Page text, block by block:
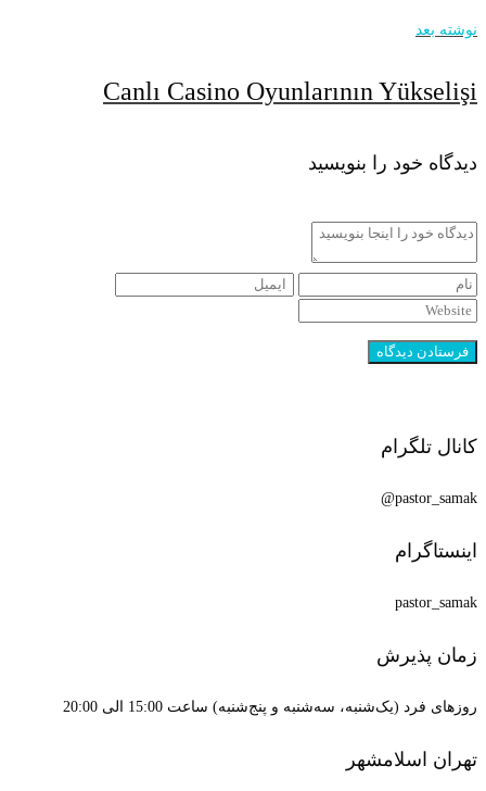
نوشته بعد
Canlı Casino Oyunlarının Yükselişi
دیدگاه خود را بنویسید
کانال تلگرام
pastor_samak@
اینستاگرام
pastor_samak
زمان پذیرش
روزهای فرد (یک‌شنبه، سه‌شنبه و پنج‌شنبه) ساعت 15:00 الی 20:00
تهران اسلامشهر